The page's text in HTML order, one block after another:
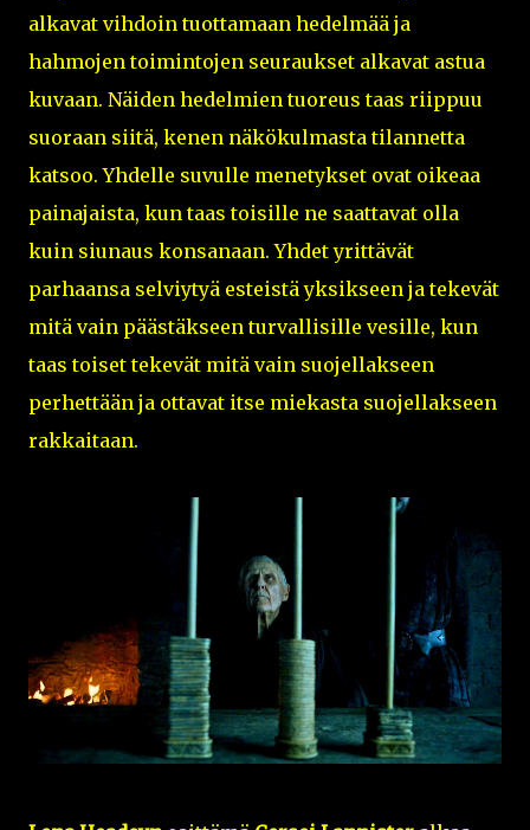
alkavat vihdoin tuottamaan hedelmää ja
hahmojen toimintojen seuraukset alkavat astua
kuvaan. Näiden hedelmien tuoreus taas riippuu
suoraan siitä, kenen näkökulmasta tilannetta
katsoo. Yhdelle suvulle menetykset ovat oikeaa
painajaista, kun taas toisille ne saattavat olla
kuin siunaus konsanaan. Yhdet yrittävät
parhaansa selviytyä esteistä yksikseen ja tekevät
mitä vain päästäkseen turvallisille vesille, kun
taas toiset tekevät mitä vain suojellakseen
perhettään ja ottavat itse miekasta suojellakseen
rakkaitaan.